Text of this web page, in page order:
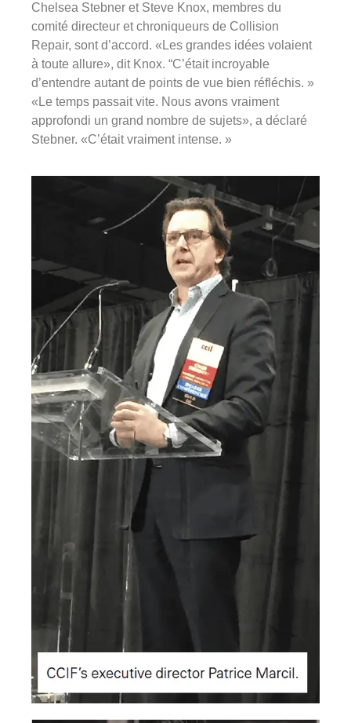
Chelsea Stebner et Steve Knox, membres du
comité directeur et chroniqueurs de Collision
Repair, sont d’accord. «Les grandes idées volaient
à toute allure», dit Knox. “C’était incroyable
d’entendre autant de points de vue bien réfléchis. »
«Le temps passait vite. Nous avons vraiment
approfondi un grand nombre de sujets», a déclaré
Stebner. «C’était vraiment intense. »